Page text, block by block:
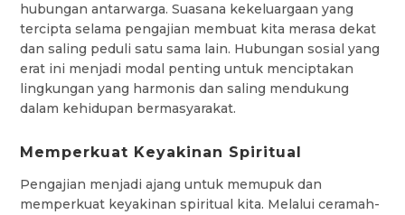
hubungan antarwarga. Suasana kekeluargaan yang
tercipta selama pengajian membuat kita merasa dekat
dan saling peduli satu sama lain. Hubungan sosial yang
erat ini menjadi modal penting untuk menciptakan
lingkungan yang harmonis dan saling mendukung
dalam kehidupan bermasyarakat.
Memperkuat Keyakinan Spiritual
Pengajian menjadi ajang untuk memupuk dan
memperkuat keyakinan spiritual kita. Melalui ceramah-